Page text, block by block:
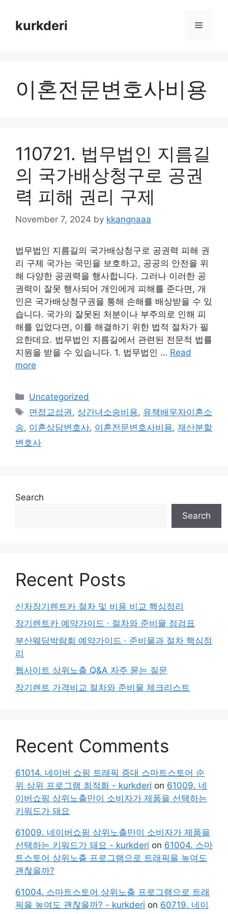
contentkurkderi Menu
이혼전문변호사비용
110721. 법무법인 지름길
의 국가배상청구로 공권
력 피해 권리 구제
November 7, 2024 by kkangnaaa
법무법인 지름길의 국가배상청구로 공권력 피해 권
리 구제 국가는 국민을 보호하고, 공공의 안전을 위
해 다양한 공권력을 행사합니다. 그러나 이러한 공
권력이 잘못 행사되어 개인에게 피해를 준다면, 개
인은 국가배상청구권을 통해 손해를 배상받을 수 있
습니다. 국가의 잘못된 처분이나 부주의로 인해 피
해를 입었다면, 이를 해결하기 위한 법적 절차가 필
요한데요. 법무법인 지름길에서 관련된 전문적 법률
지원을 받을 수 있습니다. 1. 법무법인 … Read
more
Categories
Uncategorized
Tags
면접교섭권 , 상간녀소송비용, 유책배우자이혼소
송, 이혼상담변호사, 이혼전문변호사비용, 재산분할
변호사
Search
Search
Recent Posts
신차장기렌트카 절차 및 비용 비교 핵심정리
장기렌트카 예약가이드 · 절차와 준비물 점검표
부산웨딩박람회 예약가이드 · 준비물과 절차 핵심정
리
웹사이트 상위노출 Q&A 자주 묻는 질문
장기렌트 가격비교 절차와 준비물 체크리스트
Recent Comments
61014. 네이버 쇼핑 트래픽 증대 스마트스토어 순
위 상위 프로그램 최적화 - kurkderi on 61009. 네
이버쇼핑 상위노출만이 소비자가 제품을 선택하는
키워드가 돼요
61009. 네이버쇼핑 상위노출만이 소비자가 제품을
선택하는 키워드가 돼요 - kurkderi on 61004. 스마
트스토어 상위노출 프로그램으로 트래픽을 높여도
괜찮을까?
61004. 스마트스토어 상위노출 프로그램으로 트래
픽을 높여도 괜찮을까? - kurkderi on 60719. 네이